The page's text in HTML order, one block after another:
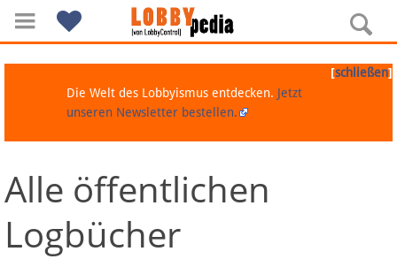
Navigation
Über Lobbypedia
[schließen]
Die Welt des Lobbyismus entdecken. Jetzt
unseren Newsletter bestellen.
Alle öffentlichen
Logbücher